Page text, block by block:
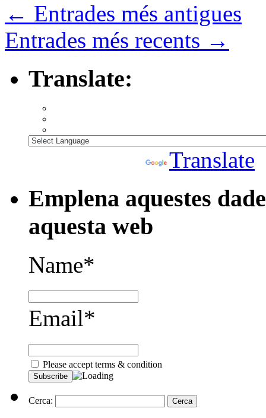
← Entrades més antigues
Entrades més recents →
Translate:
Translate
Emplena aquestes
aquesta web
Name*
Email*
Please accept terms & condition
Cerca: